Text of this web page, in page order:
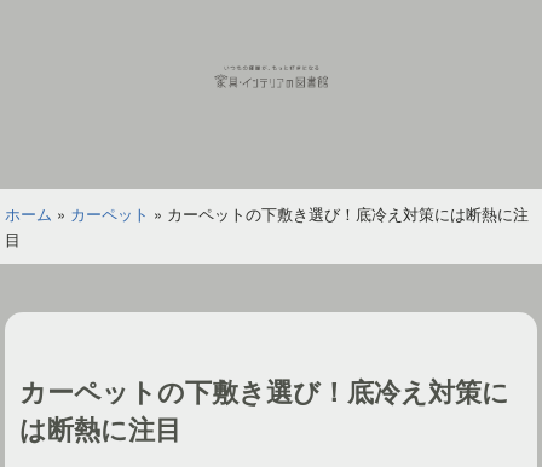
ス
キ
ッ
イ
ン
テ
の
ホーム » カーペット » カーペットの下敷き選び！底冷え対策には断熱に注
目
カーペットの下敷き選び！底冷え対策に
は断熱に注目